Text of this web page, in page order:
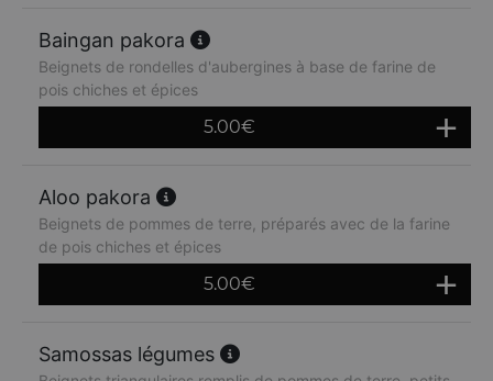
Baingan pakora
Beignets de rondelles d'aubergines à base de farine de
pois chiches et épices
5.00€
Aloo pakora
Beignets de pommes de terre, préparés avec de la farine
de pois chiches et épices
5.00€
Samossas légumes